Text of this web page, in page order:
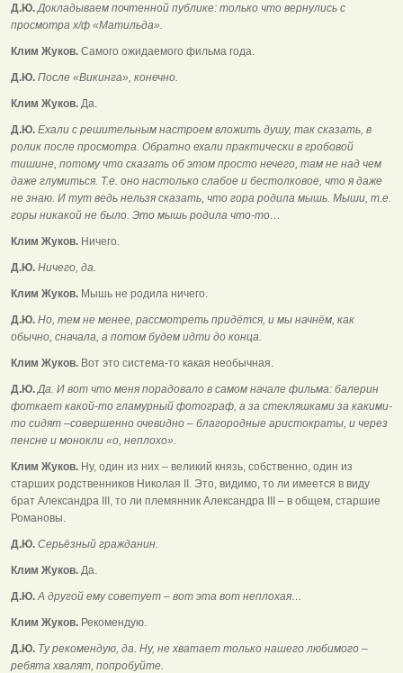
Д.Ю.Докладываем почтенной публике: только что вернулись с
просмотра х/ф «Матильда».
Клим Жуков. Самого ожидаемого фильма года.
Д.Ю. После «Викинга», конечно.
Клим Жуков. Да.
Д.Ю. Ехали с решительным настроем вложить душу, так сказать, в
ролик после просмотра. Обратно ехали практически в гробовой
тишине, потому что сказать об этом просто нечего, там не над чем
даже глумиться. Т.е. оно настолько слабое и бестолковое, что я даже
не знаю. И тут ведь нельзя сказать, что гора родила мышь. Мыши, т.е.
горы никакой не было. Это мышь родила что-то…
Клим Жуков. Ничего.
Д.Ю. Ничего, да.
Клим Жуков. Мышь не родила ничего.
Д.Ю. Но, тем не менее, рассмотреть придётся, и мы начнём, как
обычно, сначала, а потом будем идти до конца.
Клим Жуков. Вот это система-то какая необычная.
Д.Ю.Да. И вот что меня порадовало в самом начале фильма: балерин
фоткает какой-то гламурный фотограф, а за стекляшками за какими-
то сидят –совершенно очевидно – благородные аристократы, и через
пенсне и монокли «о, неплохо».
Клим Жуков. Ну, один из них – великий князь, собственно, один из
старших родственников Николая II. Это, видимо, то ли имеется в виду
брат Александра III, то ли племянник Александра III – в общем, старшие
Романовы.
Д.Ю. Серьёзный гражданин.
Клим Жуков. Да.
Д.Ю.А другой ему советует – вот эта вот неплохая…
Клим Жуков. Рекомендую.
Д.Ю. Ту рекомендую, да. Ну, не хватает только нашего любимого –
ребята хвалят, попробуйте.